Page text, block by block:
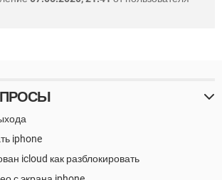
iphone
icloud как разблокировать